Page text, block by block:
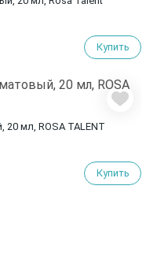
Купить
мл, ROSA TALENT
Купить